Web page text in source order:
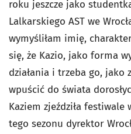
roku jeszcze jako
Lalkarskiego AST we
wymyśliłam imię,
się, że Kazio, jako forma
działania i trzeba go, jako
wpuścić do świata
Kaziem zjeździła festiwale
tego sezonu dyrektor